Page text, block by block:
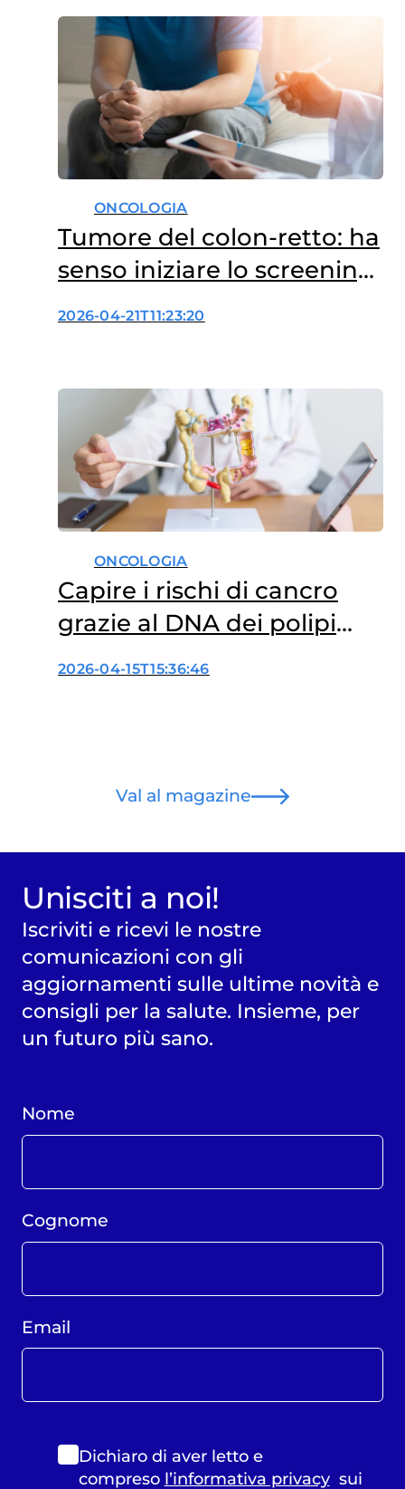
ONCOLOGIA
Tumore del colon-retto: ha
senso iniziare lo screening
prima dei 50 anni?
2026-04-21T11:23:20
ONCOLOGIA
Capire i rischi di cancro
grazie al DNA dei polipi
intestinali
2026-04-15T15:36:46
Val al magazine
Unisciti a noi!
Iscriviti e ricevi le nostre
comunicazioni con gli
aggiornamenti sulle ultime novità e
consigli per la salute. Insieme, per
un futuro più sano.
Nome
Cognome
Email
Dichiaro di aver letto e
compreso l’informativa privacysui